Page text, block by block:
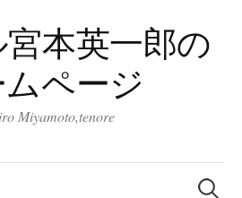
本英一郎の
ページ
Miyamoto,tenore
検
索: